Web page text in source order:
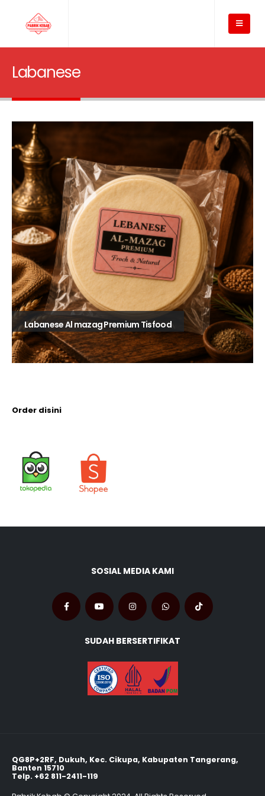
Labanese
Labanese Al mazag Premium Tisfood
Order disini
SOSIAL MEDIA KAMI
SUDAH BERSERTIFIKAT
QG8P+2RF, Dukuh, Kec. Cikupa, Kabupaten Tangerang,
Banten 15710
Telp. +62 811-2411-119